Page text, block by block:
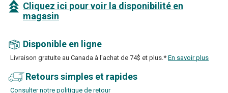
Cliquez ici pour voir la disponibilité en
magasin
Disponible en ligne
Livraison gratuite au Canada à l'achat de 74$ et plus.* En savoir plus
Retours simples et rapides
Consulter notre politique de retour